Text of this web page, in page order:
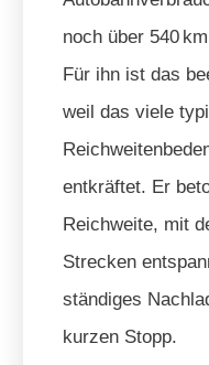
noch über 540
Für ihn ist das
weil das viele
entkräftet. Er
Reichweite, mit
Strecken
ständiges
kurzen Stopp.